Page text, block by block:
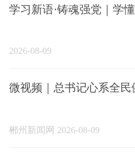
学习新语·铸魂强党｜学
2026-08-09
微视频｜总书记心系全民
郴州新闻网 2026-08-09